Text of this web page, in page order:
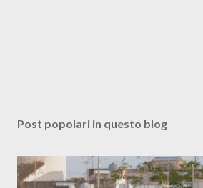
Post popolari in questo blog